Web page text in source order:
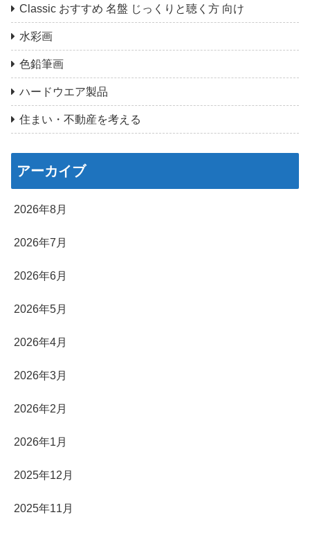
Classic おすすめ 名盤 じっくりと聴く方 向け
水彩画
色鉛筆画
ハードウエア製品
住まい・不動産を考える
アーカイブ
2026年8月
2026年7月
2026年6月
2026年5月
2026年4月
2026年3月
2026年2月
2026年1月
2025年12月
2025年11月